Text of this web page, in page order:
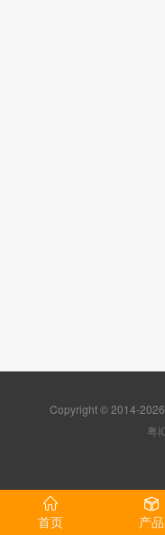
Copyright © 2014-
粤
首页 产品